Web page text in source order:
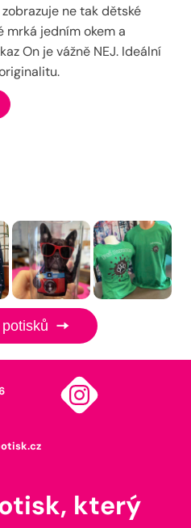
ne tak dětské
mrká jedním okem a
On je vážně NEJ. Ideální
který